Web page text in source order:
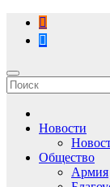
Перейти
содержимому
Новости
Общество
Армия